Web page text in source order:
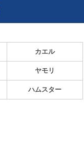
カエル
ヤモリ
ハムスター